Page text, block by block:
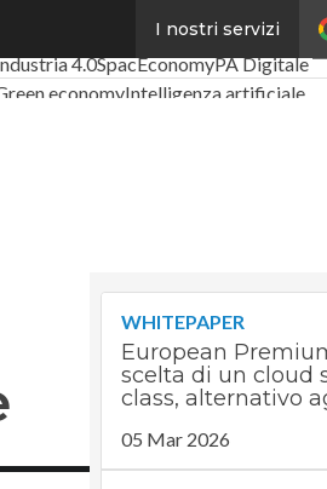
I nostri servizi
Digital EconomyTelco
4.0SpacEconomyPA Digitale
economyIntelligenza artificiale
WHITEPAPER
European
scelta di un cloud
class, alternativo
05 Mar 2026